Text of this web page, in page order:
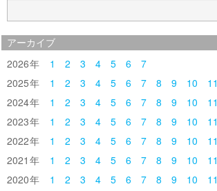
アーカイブ
2026 1 2 3 4 5 6
7
2025
1 2 3 4 5 6 7 8 9 10 11
2024
1 2 3 4 5 6 7 8 9 10 11
2023
1 2 3 4 5 6 7 8 9 10 11
2022
1 2 3 4 5 6 7 8 9 10 11
2021
1 2 3 4 5 6 7 8 9 10 11
2020
1 2 3 4 5 6 7 8 9 10 11